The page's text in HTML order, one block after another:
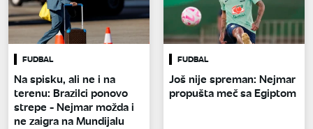
FUDBAL
Na spisku, ali ne i na
terenu: Brazilci ponovo
strepe - Nejmar možda i
ne zaigra na Mundijalu
FUDBAL
Još nije spreman: Nejmar
propušta meč sa Egiptom